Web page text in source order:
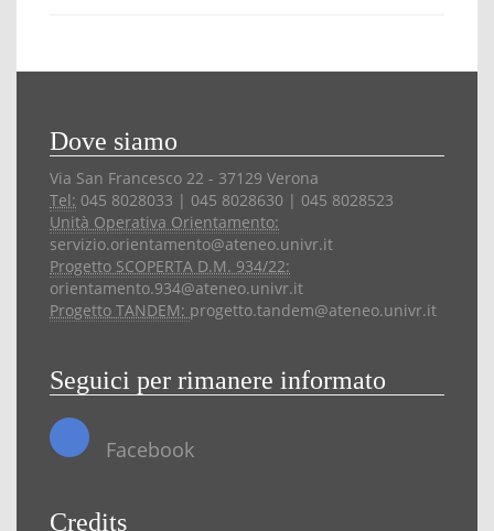
Dove siamo
Via San Francesco 22 - 37129 Verona
Tel: 045 8028033 | 045 8028630 | 045 8028523
Unità Operativa Orientamento:
servizio.orientamento@ateneo.univr.it
Progetto SCOPERTA D.M. 934/22:
orientamento.934@ateneo.univr.it
Progetto TANDEM: progetto.tandem@ateneo.univr.it
Seguici per rimanere informato
Facebook
Credits